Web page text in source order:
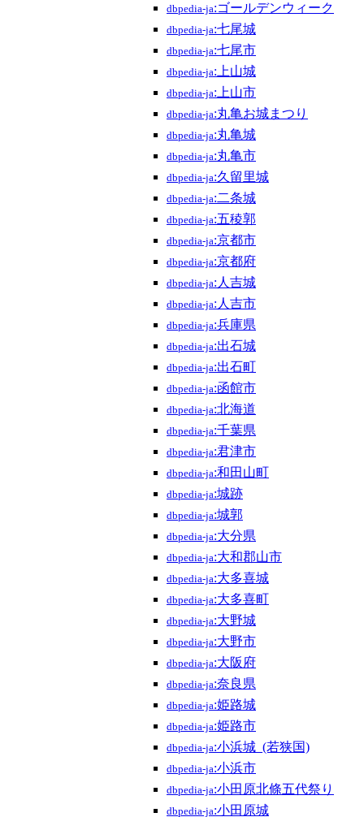
dbpedia-ja:ゴールデンウィーク
dbpedia-ja:七尾城
dbpedia-ja:七尾市
dbpedia-ja:上山城
dbpedia-ja:上山市
dbpedia-ja:丸亀お城まつり
dbpedia-ja:丸亀城
dbpedia-ja:丸亀市
dbpedia-ja:久留里城
dbpedia-ja:二条城
dbpedia-ja:五稜郭
dbpedia-ja:京都市
dbpedia-ja:京都府
dbpedia-ja:人吉城
dbpedia-ja:人吉市
dbpedia-ja:兵庫県
dbpedia-ja:出石城
dbpedia-ja:出石町
dbpedia-ja:函館市
dbpedia-ja:北海道
dbpedia-ja:千葉県
dbpedia-ja:君津市
dbpedia-ja:和田山町
dbpedia-ja:城跡
dbpedia-ja:城郭
dbpedia-ja:大分県
dbpedia-ja:大和郡山市
dbpedia-ja:大多喜城
dbpedia-ja:大多喜町
dbpedia-ja:大野城
dbpedia-ja:大野市
dbpedia-ja:大阪府
dbpedia-ja:奈良県
dbpedia-ja:姫路城
dbpedia-ja:姫路市
dbpedia-ja:小浜城_(若狭国)
dbpedia-ja:小浜市
dbpedia-ja:小田原北條五代祭り
dbpedia-ja:小田原城